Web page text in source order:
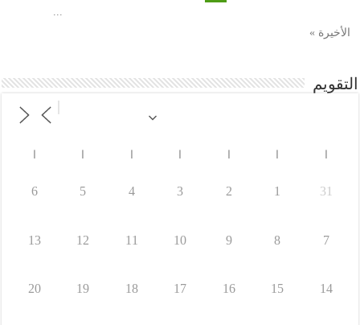
الأخيرة »
التقويم
31
1
2
3
4
5
6
7
8
9
10
11
12
13
14
15
16
17
18
19
20